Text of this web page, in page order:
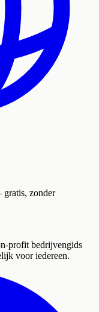
zonder
profit bedrijvengids
voor iedereen.